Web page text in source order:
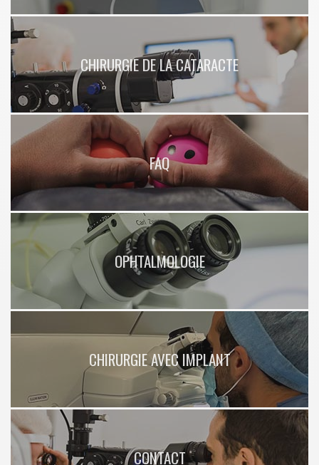
CHIRURGIE DE LA CATARACTE
FAQ
OPHTALMOLOGIE
CHIRURGIE AVEC IMPLANT
CONTACT